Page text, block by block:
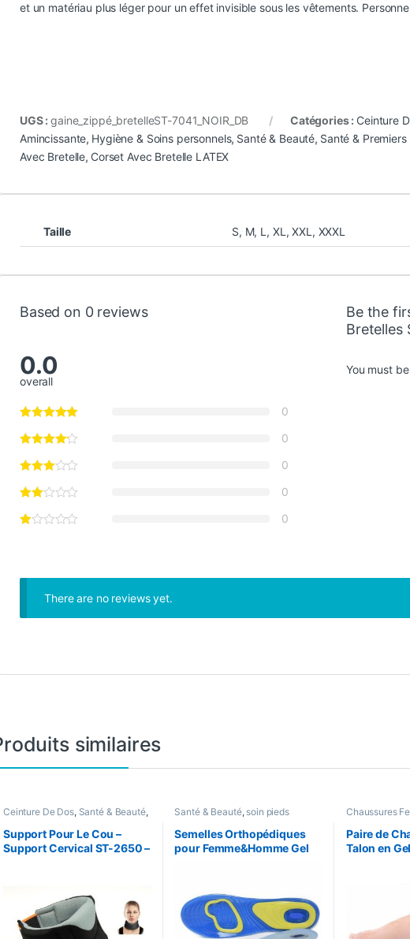
et un matériau plus léger pour un effet invisible sous les vêtements.
UGS :gaine_zippé_bretelleST-7041_NOIR_DB Catégories : Ceinture
Amincissante, Hygiène & Soins personnels, Santé & Beauté, Santé & Premiers
Avec Bretelle, Corset Avec Bretelle LATEX
Taille S, M, L , XL ,XXL , XXXL
Based on 0 reviews
0.0
overall
0
0
0
0
0
Be the
Bretelles
You must be
There are no reviews yet.
similaires
Ceinture De Dos, Santé & Beauté,
Sport & Santé
Support Pour Le Cou –
Support Cervical ST-2650 –
Santé & Beauté, soin pieds
Semelles Orthopédiques
pour Femme&Homme Gel
Chaussures
soin pieds
Paire de
Talon en